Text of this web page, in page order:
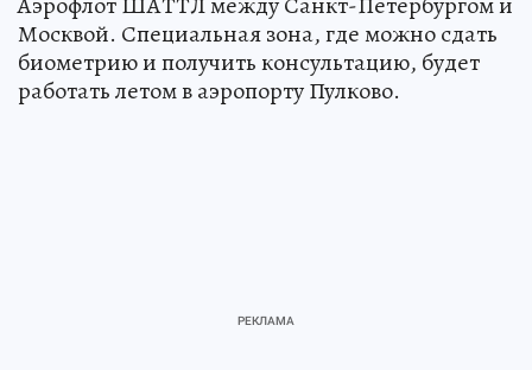
Москвой. Специальная зона, где можно сдать
биометрию и получить консультацию, будет
работать летом в аэропорту Пулково.